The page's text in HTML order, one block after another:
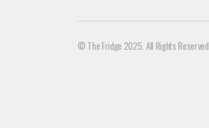
© The Fridge 2025. All Rights Reserved